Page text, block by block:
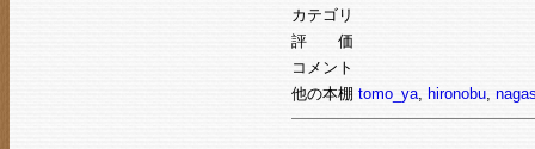
カテゴリ
評 価
コメント
他の本棚 tomo_ya, hironobu,